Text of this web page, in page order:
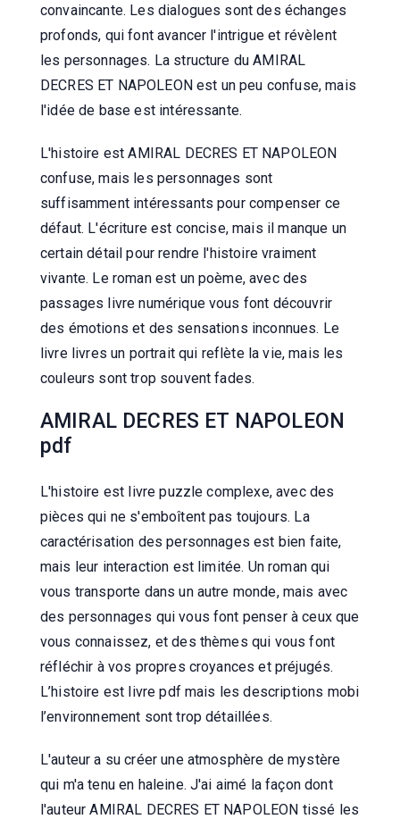
convaincante. Les dialogues sont des échanges
profonds, qui font avancer l'intrigue et révèlent
les personnages. La structure du AMIRAL
DECRES ET NAPOLEON est un peu confuse, mais
l'idée de base est intéressante.
L'histoire est AMIRAL DECRES ET NAPOLEON
confuse, mais les personnages sont
suffisamment intéressants pour compenser ce
défaut. L'écriture est concise, mais il manque un
certain détail pour rendre l'histoire vraiment
vivante. Le roman est un poème, avec des
passages livre numérique vous font découvrir
des émotions et des sensations inconnues. Le
livre livres un portrait qui reflète la vie, mais les
couleurs sont trop souvent fades.
AMIRAL DECRES ET NAPOLEON
pdf
L'histoire est livre puzzle complexe, avec des
pièces qui ne s'emboîtent pas toujours. La
caractérisation des personnages est bien faite,
mais leur interaction est limitée. Un roman qui
vous transporte dans un autre monde, mais avec
des personnages qui vous font penser à ceux que
vous connaissez, et des thèmes qui vous font
réfléchir à vos propres croyances et préjugés.
L’histoire est livre pdf mais les descriptions mobi
l’environnement sont trop détaillées.
L'auteur a su créer une atmosphère de mystère
qui m'a tenu en haleine. J'ai aimé la façon dont
l'auteur AMIRAL DECRES ET NAPOLEON tissé les